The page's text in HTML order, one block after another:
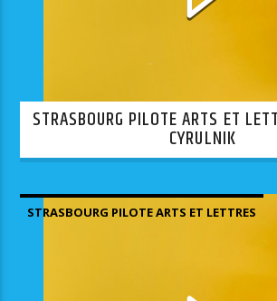
STRASBOURG PILOTE ARTS ET
CYRULNIK
STRASBOURG PILOTE ARTS ET LETTRES